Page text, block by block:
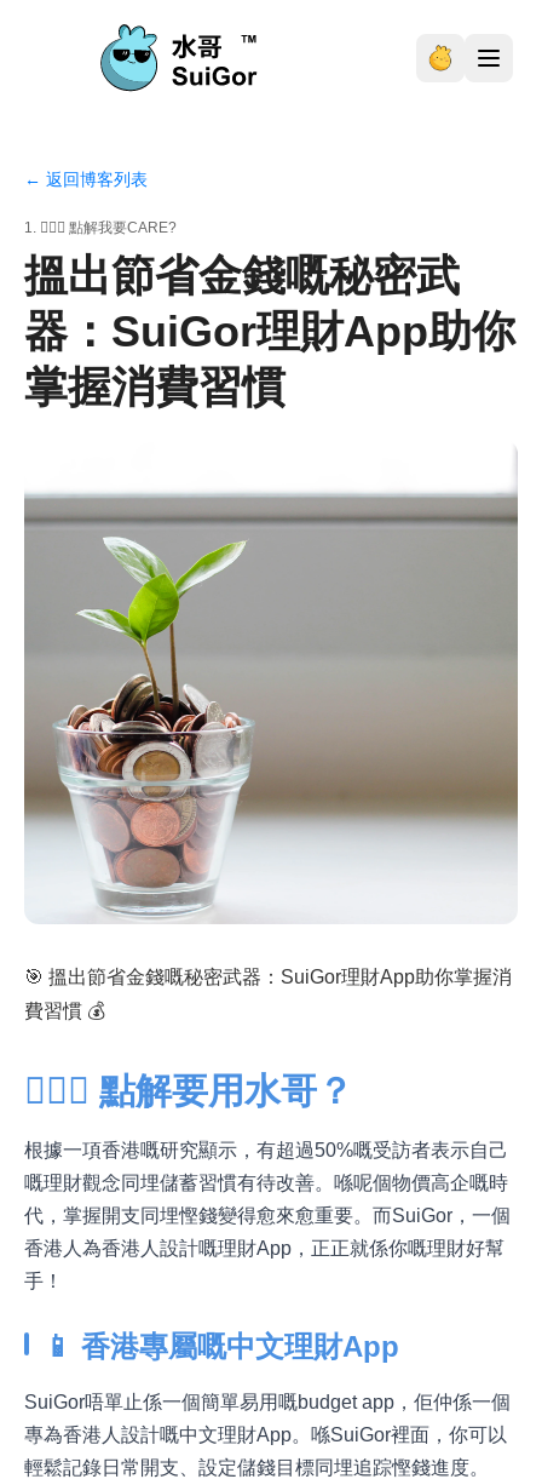
← 返回博客列表
1. 🤷🏼‍♂️ 點解我要CARE?
搵出節省金錢嘅秘密武
器：SuiGor理財App助你
掌握消費習慣
🎯 搵出節省金錢嘅秘密武器：SuiGor理財App助你掌握消
費習慣 💰
🤷🏼‍♂️ 點解要用水哥？
根據一項香港嘅研究顯示，有超過50%嘅受訪者表示自己
嘅理財觀念同埋儲蓄習慣有待改善。喺呢個物價高企嘅時
代，掌握開支同埋慳錢變得愈來愈重要。而SuiGor，一個
香港人為香港人設計嘅理財App，正正就係你嘅理財好幫
手！
📱 香港專屬嘅中文理財App
SuiGor唔單止係一個簡單易用嘅budget app，佢仲係一個
專為香港人設計嘅中文理財App。喺SuiGor裡面，你可以
輕鬆記錄日常開支、設定儲錢目標同埋追踪慳錢進度。